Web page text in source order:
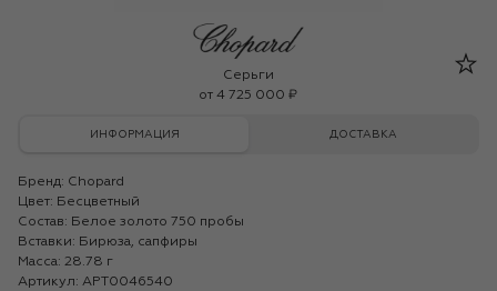
Chopard
Серьги
от 4 725 000 ₽
ИНФОРМАЦИЯ ДОСТАВКА
Бренд: Chopard
Цвет: Бесцветный
Состав: Белое золото 750 пробы
Вставки: Бирюза, сапфиры
Масса: 28.78 г
Артикул: APT0046540